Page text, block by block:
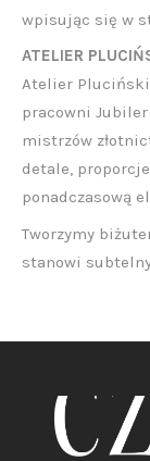
wpisując się w
ATELIER
Atelier
pracowni
mistrzów
detale,
ponadczasową
Tworzymy
stanowi